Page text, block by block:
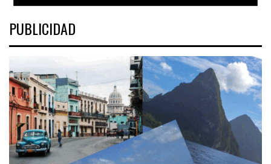
PUBLICIDAD